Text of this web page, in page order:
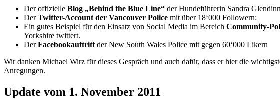
Der offizielle Blog „Behind the Blue Line“ der Hundeführerin Sandra
DerTwitter-Account der Vancouver Police mit über 18‘000 Followern:
Ein gutes Beispiel für den Einsatz von Social Media im Bereich Community-
Yorkshire twittert.
DerFacebookauftritt der New South Wales Police mit gegen 60‘000 Likern
Wir danken Michael Wirz für dieses Gespräch und auch dafür, dass er hier die
Anregungen.
Update vom 1. November 2011